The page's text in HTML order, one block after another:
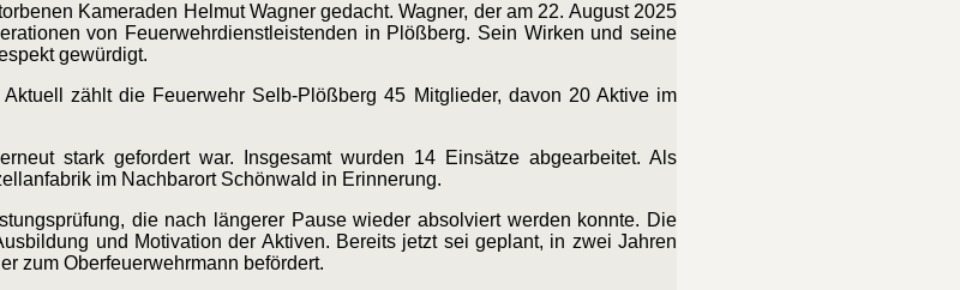
Kameraden Helmut Wagner gedacht. Wagner, der am 22. August 2025
von Feuerwehrdienstleistenden in Plößberg. Sein Wirken und seine
gewürdigt.
zählt die Feuerwehr Selb-Plößberg 45 Mitglieder, davon 20 Aktive im
stark gefordert war. Insgesamt wurden 14 Einsätze abgearbeitet. Als
im Nachbarort Schönwald in Erinnerung.
die nach längerer Pause wieder absolviert werden konnte. Die
und Motivation der Aktiven. Bereits jetzt sei geplant, in zwei Jahren
zum Oberfeuerwehrmann befördert.